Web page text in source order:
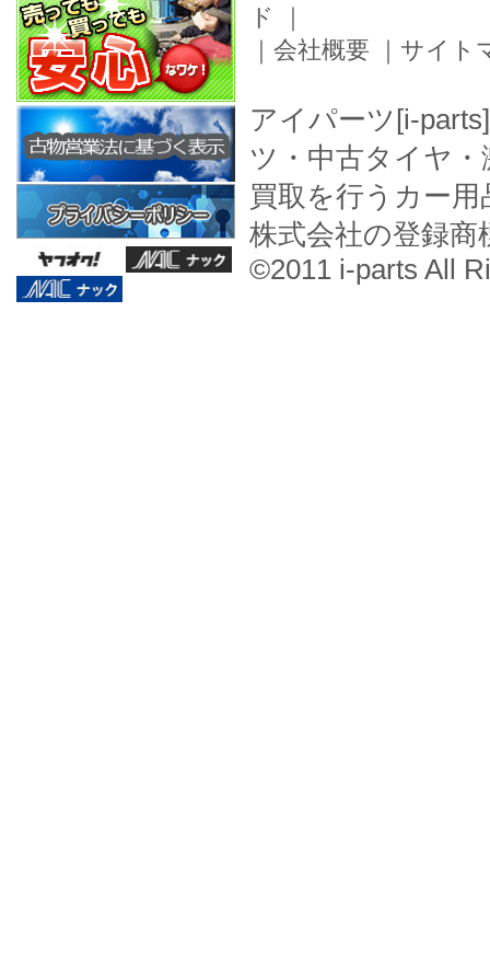
ド
｜
｜ 会社概要 ｜ サイト
アイパーツ[i-
ツ・中古タイヤ
買取を行うカー
株式会社の登録商
©2011 i-parts All